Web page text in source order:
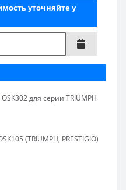
уточняйте у
для серии TRIUMPH
(TRIUMPH, PRESTIGIO)